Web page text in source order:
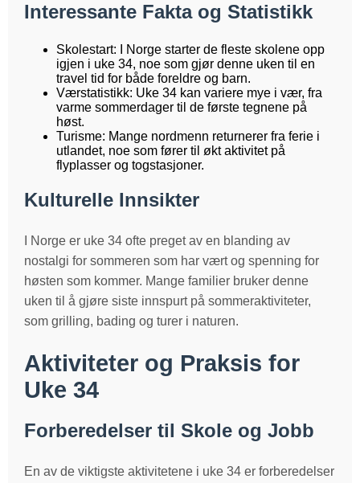
Interessante Fakta og Statistikk
Skolestart: I Norge starter de fleste skolene opp
igjen i uke 34, noe som gjør denne uken til en
travel tid for både foreldre og barn.
Værstatistikk: Uke 34 kan variere mye i vær, fra
varme sommerdager til de første tegnene på
høst.
Turisme: Mange nordmenn returnerer fra ferie i
utlandet, noe som fører til økt aktivitet på
flyplasser og togstasjoner.
Kulturelle Innsikter
I Norge er uke 34 ofte preget av en blanding av
nostalgi for sommeren som har vært og spenning for
høsten som kommer. Mange familier bruker denne
uken til å gjøre siste innspurt på sommeraktiviteter,
som grilling, bading og turer i naturen.
Aktiviteter og Praksis for
Uke 34
Forberedelser til Skole og Jobb
En av de viktigste aktivitetene i uke 34 er forberedelser